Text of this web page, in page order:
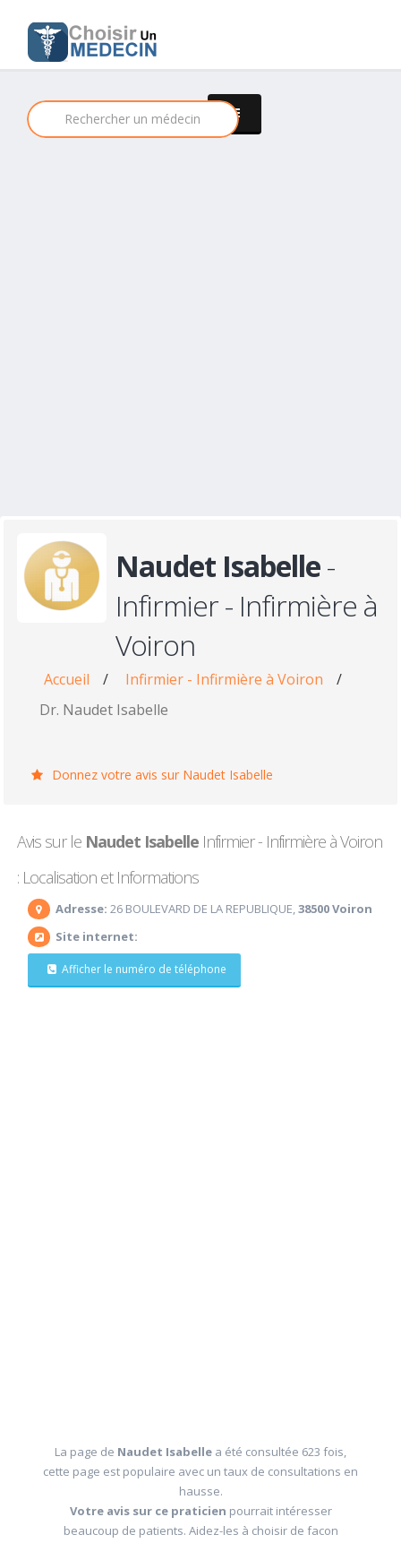
Naudet Isabelle-
Infirmier - Infirmière à
Voiron
Accueil / Infirmier - Infirmière à Voiron
/
Dr. Naudet Isabelle
Donnez votre avis sur Naudet Isabelle
Avis sur le Naudet Isabelle Infirmier - Infirmière à Voiron
: Localisation et Informations
Adresse: 26 BOULEVARD DE LA REPUBLIQUE,38500 Voiron
Site internet:
Afficher le numéro de téléphone
La page de Naudet Isabelle a été consultée 623 fois,
cette page est populaire avec un taux de consultations en
hausse.
Votre avis sur ce praticien pourrait intéresser
beaucoup de patients. Aidez-les à choisir de facon